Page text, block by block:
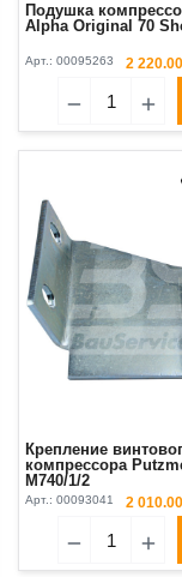
Подушка
Alpha Original 70
Арт.: 00095263 2
Крепление
компрессора
М740/1/2
Арт.: 00093041 2